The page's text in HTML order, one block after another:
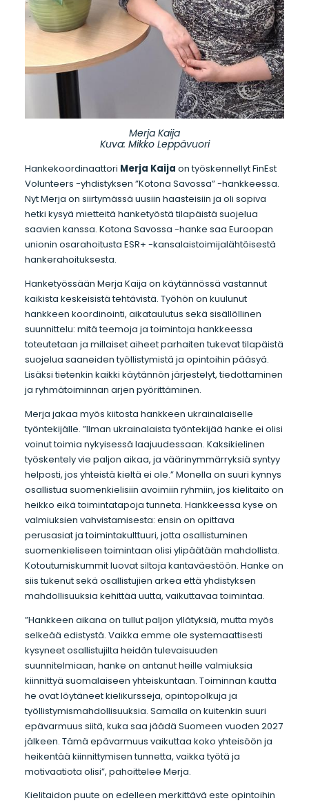
Merja Kaija
Kuva: Mikko Leppävuori
Hankekoordinaattori Merja Kaija on työskennellyt FinEst
Volunteers -yhdistyksen ”Kotona Savossa” -hankkeessa.
Nyt Merja on siirtymässä uusiin haasteisiin ja oli sopiva
hetki kysyä mietteitä hanketyöstä tilapäistä suojelua
saavien kanssa. Kotona Savossa -hanke saa Euroopan
unionin osarahoitusta ESR+ -kansalaistoimijalähtöisestä
hankerahoituksesta.
Hanketyössään Merja Kaija on käytännössä vastannut
kaikista keskeisistä tehtävistä. Työhön on kuulunut
hankkeen koordinointi, aikataulutus sekä sisällöllinen
suunnittelu: mitä teemoja ja toimintoja hankkeessa
toteutetaan ja millaiset aiheet parhaiten tukevat tilapäistä
suojelua saaneiden työllistymistä ja opintoihin pääsyä.
Lisäksi tietenkin kaikki käytännön järjestelyt, tiedottaminen
ja ryhmätoiminnan arjen pyörittäminen.
Merja jakaa myös kiitosta hankkeen ukrainalaiselle
työntekijälle. ”Ilman ukrainalaista työntekijää hanke ei olisi
voinut toimia nykyisessä laajuudessaan. Kaksikielinen
työskentely vie paljon aikaa, ja väärinymmärryksiä syntyy
helposti, jos yhteistä kieltä ei ole.” Monella on suuri kynnys
osallistua suomenkielisiin avoimiin ryhmiin, jos kielitaito on
heikko eikä toimintatapoja tunneta. Hankkeessa kyse on
valmiuksien vahvistamisesta: ensin on opittava
perusasiat ja toimintakulttuuri, jotta osallistuminen
suomenkieliseen toimintaan olisi ylipäätään mahdollista.
Kotoutumiskummit luovat siltoja kantaväestöön. Hanke on
siis tukenut sekä osallistujien arkea että yhdistyksen
mahdollisuuksia kehittää uutta, vaikuttavaa toimintaa.
”Hankkeen aikana on tullut paljon yllätyksiä, mutta myös
selkeää edistystä. Vaikka emme ole systemaattisesti
kysyneet osallistujilta heidän tulevaisuuden
suunnitelmiaan, hanke on antanut heille valmiuksia
kiinnittyä suomalaiseen yhteiskuntaan. Toiminnan kautta
he ovat löytäneet kielikursseja, opintopolkuja ja
työllistymismahdollisuuksia. Samalla on kuitenkin suuri
epävarmuus siitä, kuka saa jäädä Suomeen vuoden 2027
jälkeen. Tämä epävarmuus vaikuttaa koko yhteisöön ja
heikentää kiinnittymisen tunnetta, vaikka työtä ja
motivaatiota olisi”, pahoittelee Merja.
Kielitaidon puute on edelleen merkittävä este opintoihin